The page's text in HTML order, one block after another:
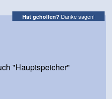
Hat geholfen? Danke sagen!
"Hauptspeicher"